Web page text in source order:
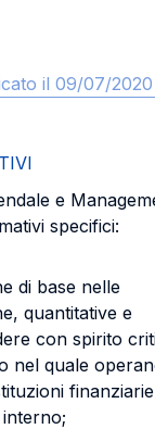
il 09/07/2020
e
specifici:
di base nelle
quantitative e
con spirito
nel quale